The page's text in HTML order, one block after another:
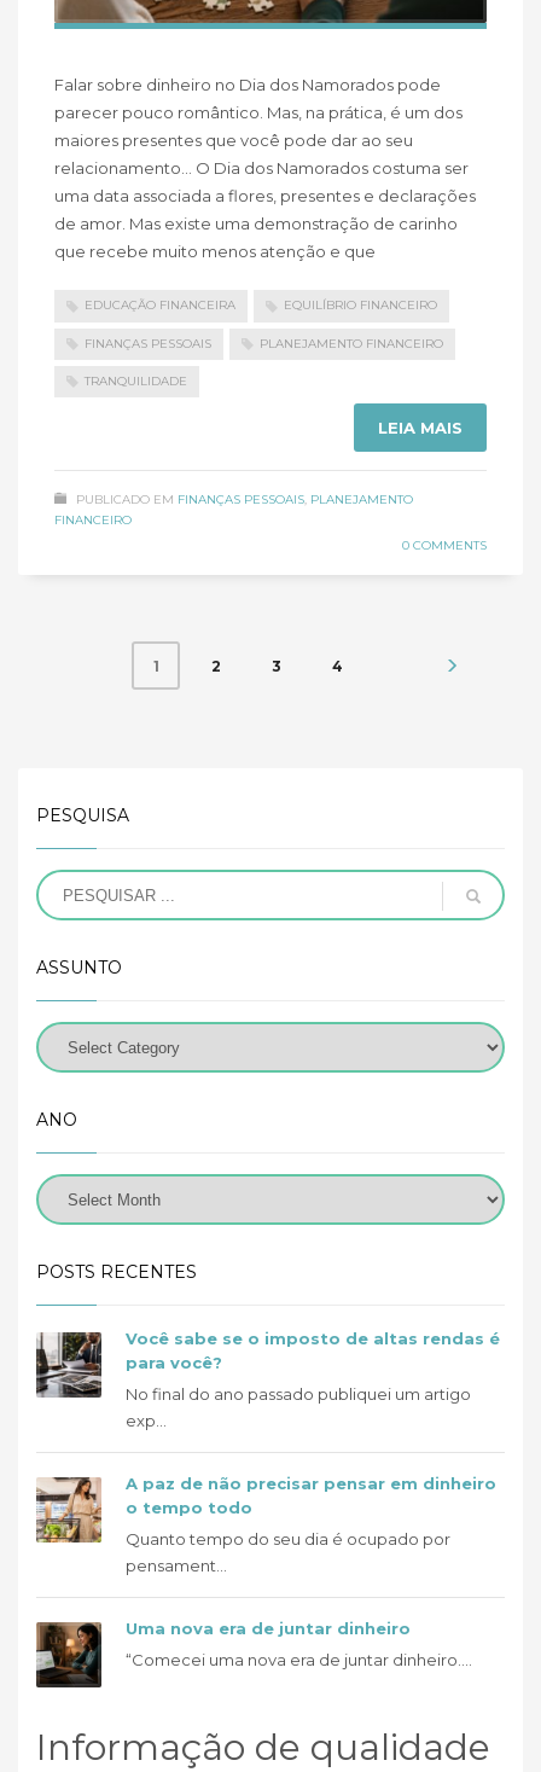
Falar sobre dinheiro no Dia dos Namorados pode
parecer pouco romântico. Mas, na prática, é um dos
maiores presentes que você pode dar ao seu
relacionamento… O Dia dos Namorados costuma ser
uma data associada a flores, presentes e declarações
de amor. Mas existe uma demonstração de carinho
que recebe muito menos atenção e que
EDUCAÇÃO FINANCEIRA EQUILÍBRIO FINANCEIRO
FINANÇAS PESSOAIS PLANEJAMENTO FINANCEIRO
TRANQUILIDADE
LEIA MAIS
PUBLICADO EM FINANÇAS PESSOAIS, PLANEJAMENTO
FINANCEIRO
0 COMMENTS
1 2 3 4
PESQUISA
ASSUNTO
ANO
POSTS RECENTES
Você sabe se o imposto de altas rendas é
para você?
No final do ano passado publiquei um artigo
exp...
A paz de não precisar pensar em dinheiro
o tempo todo
Quanto tempo do seu dia é ocupado por
pensament...
Uma nova era de juntar dinheiro
“Comecei uma nova era de juntar dinheiro....
Informação de qualidade